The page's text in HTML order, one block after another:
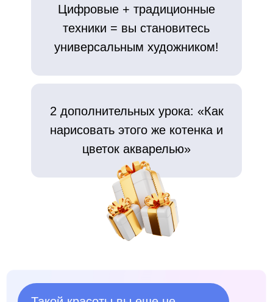
Цифровые + традиционные
техники = вы становитесь
универсальным художником!
2 дополнительных урока: «Как
нарисовать этого же котенка и
цветок акварелью»